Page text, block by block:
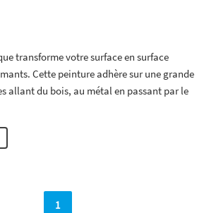
transforme votre surface en surface
Cette peinture adhère sur une grande
allant du bois, au métal en passant par le
1